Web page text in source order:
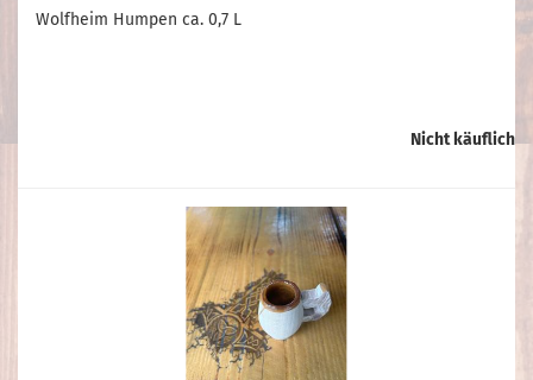
Wolfheim Humpen ca. 0,7 L
Nicht käuflich